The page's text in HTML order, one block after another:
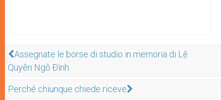
Assegnate le borse di studio in memoria di Lệ
Quyên Ngô Ðình
Perché chiunque chiede riceve